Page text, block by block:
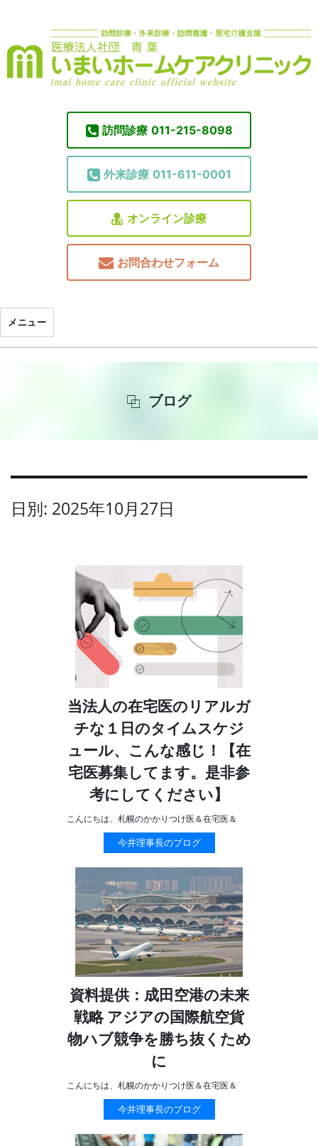
訪問診療 011-215-8098
外来診療 011-611-0001
オンライン診療
お問合わせフォーム
メニュー
ブログ
日別: 2025年10月27日
当法人の在宅医のリアルガ
チな１日のタイムスケジ
ュール、こんな感じ！【在
宅医募集してます。是非参
考にしてください】
こんにちは、札幌のかかりつけ医＆在宅医＆
今井理事長のブログ
資料提供：成田空港の未来
戦略 アジアの国際航空貨
物ハブ競争を勝ち抜くため
に
こんにちは、札幌のかかりつけ医＆在宅医＆
今井理事長のブログ